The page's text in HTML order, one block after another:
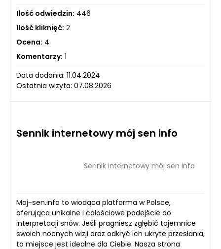
Ilość odwiedzin: 446
Ilość kliknięć: 2
Ocena: 4
Komentarzy: 1
Data dodania: 11.04.2024
Ostatnia wizyta: 07.08.2026
Sennik internetowy mój sen info
Sennik internetowy mój sen info
Moj-sen.info to wiodąca platforma w Polsce,
oferująca unikalne i całościowe podejście do
interpretacji snów. Jeśli pragniesz zgłębić tajemnice
swoich nocnych wizji oraz odkryć ich ukryte przesłania,
to miejsce jest idealne dla Ciebie. Nasza strona